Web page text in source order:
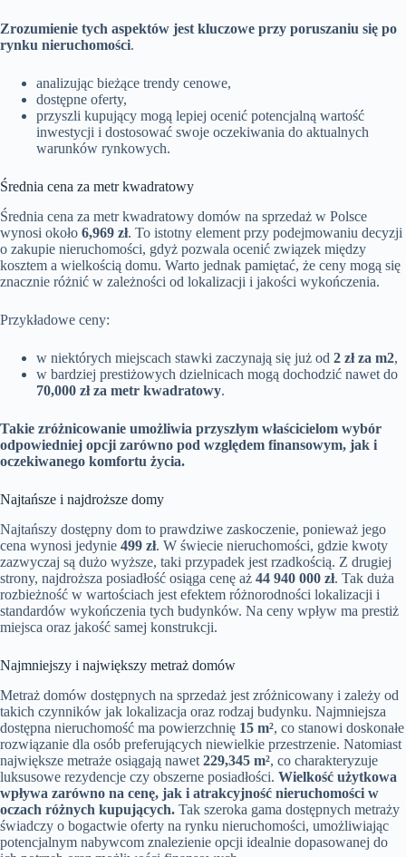
Zrozumienie tych aspektów jest kluczowe przy poruszaniu się po
rynku nieruchomości.
analizując bieżące trendy cenowe,
dostępne oferty,
przyszli kupujący mogą lepiej ocenić potencjalną wartość
inwestycji i dostosować swoje oczekiwania do aktualnych
warunków rynkowych.
Średnia cena za metr kwadratowy
Średnia cena za metr kwadratowy domów na sprzedaż w Polsce
wynosi około 6,969 zł. To istotny element przy podejmowaniu decyzji
o zakupie nieruchomości, gdyż pozwala ocenić związek między
kosztem a wielkością domu. Warto jednak pamiętać, że ceny mogą się
znacznie różnić w zależności od lokalizacji i jakości wykończenia.
Przykładowe ceny:
w niektórych miejscach stawki zaczynają się już od 2 zł za m2,
w bardziej prestiżowych dzielnicach mogą dochodzić nawet do
70,000 zł za metr kwadratowy.
Takie zróżnicowanie umożliwia przyszłym właścicielom wybór
odpowiedniej opcji zarówno pod względem finansowym, jak i
oczekiwanego komfortu życia.
Najtańsze i najdroższe domy
Najtańszy dostępny dom to prawdziwe zaskoczenie, ponieważ jego
cena wynosi jedynie 499 zł. W świecie nieruchomości, gdzie kwoty
zazwyczaj są dużo wyższe, taki przypadek jest rzadkością. Z drugiej
strony, najdroższa posiadłość osiąga cenę aż 44 940 000 zł. Tak duża
rozbieżność w wartościach jest efektem różnorodności lokalizacji i
standardów wykończenia tych budynków. Na ceny wpływ ma prestiż
miejsca oraz jakość samej konstrukcji.
Najmniejszy i największy metraż domów
Metraż domów dostępnych na sprzedaż jest zróżnicowany i zależy od
takich czynników jak lokalizacja oraz rodzaj budynku. Najmniejsza
dostępna nieruchomość ma powierzchnię 15 m², co stanowi doskonałe
rozwiązanie dla osób preferujących niewielkie przestrzenie. Natomiast
największe metraże osiągają nawet 229,345 m², co charakteryzuje
luksusowe rezydencje czy obszerne posiadłości. Wielkość użytkowa
wpływa zarówno na cenę, jak i atrakcyjność nieruchomości w
oczach różnych kupujących. Tak szeroka gama dostępnych metraży
świadczy o bogactwie oferty na rynku nieruchomości, umożliwiając
potencjalnym nabywcom znalezienie opcji idealnie dopasowanej do